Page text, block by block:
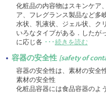
化粧品の内容物はスキンケア
ア、フレグランス製品など多
水状、乳液状、ジェル状、ク
いろなタイプがある．したが
に応じ各 ･･･ 続きを読む
容器の安全性 [safety of
容器の安全性は、素材の安全
素材の安全性
化粧品容器には食品容器のよ